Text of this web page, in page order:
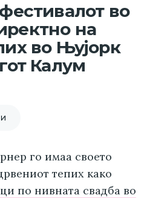
во
на
во Њујорк
Калум
го имаа своето
тепих како
по нивната свадба во